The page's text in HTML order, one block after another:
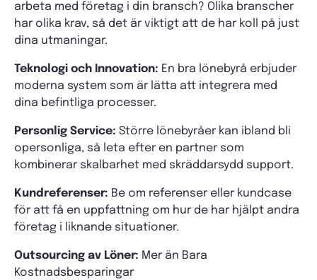
arbeta med företag i din bransch? Olika branscher
har olika krav, så det är viktigt att de har koll på just
dina utmaningar.
Teknologi och Innovation: En bra lönebyrå erbjuder
moderna system som är lätta att integrera med
dina befintliga processer.
Personlig Service: Större lönebyråer kan ibland bli
opersonliga, så leta efter en partner som
kombinerar skalbarhet med skräddarsydd support.
Kundreferenser: Be om referenser eller kundcase
för att få en uppfattning om hur de har hjälpt andra
företag i liknande situationer.
Outsourcing av Löner: Mer än Bara
Kostnadsbesparingar